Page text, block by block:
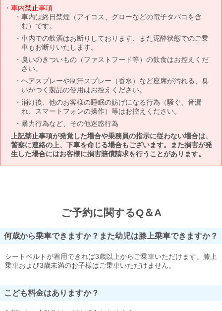
車内禁止事項
車内は終日禁煙（アイコス、グローなどの電子タバコを含
む）です。
車内での飲酒はお断りしております、また泥酔状態でのご乗
車もお断りいたします。
臭いのきついもの（ファストフード等）の飲食はお控えくだ
さい。
ヘアスプレーや制汗スプレー（香水）など座席が汚れる、臭
いがつく製品の使用はお控えください。
消灯後、他のお客様の睡眠の妨げになる行為（騒ぐ、音漏
れ、スマートフォンの操作）等はお控えください。
暴力行為など、その他迷惑行為
上記禁止事項が発覚した場合や乗務員の指示に従わない場合は、
警察に連絡の上、下車を命じる場合もございます。また損害が発
生した場合にはお客様に損害賠償請求を行うことがあります。
ご予約に関するQ＆A
何歳から乗車できますか？また幼児は膝上乗車できますか？
シートベルトが着用できれば3歳以上からご乗車いただけます。膝上
乗車および3歳未満のお子様はご乗車いただけません。
こども料金はありますか？